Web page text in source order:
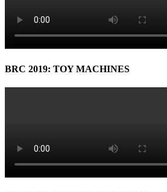
BRC 2019: TOY MACHINES